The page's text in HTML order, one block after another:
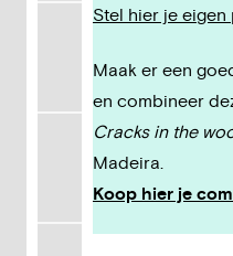
Stel hier je eigen
Maak er een
en combineer
Cracks in the
Madeira.
Koop hier je